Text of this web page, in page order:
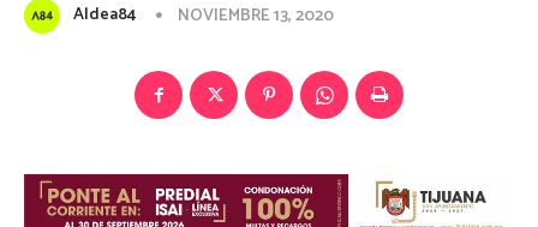
Aldea84 NOVIEMBRE 13, 2020